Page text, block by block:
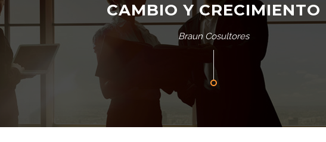
CAMBIO Y CRECIMIENTO
Braun Cosultores